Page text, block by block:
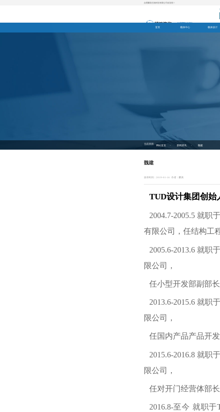
合肥麟美生物科技有限公司欢迎您！
首页 载体中心 载体设计
当前页面：
网站首页 - 新闻资讯 - 魏建
魏建
发布时间：2019-01-16 作者：麟美
TUD设计集团创始
2004.7-2005.5 就职
有限公司，任结构工
2005.6-2013.6 就职
限公司，
任小型开发部副部
2013.6-2015.6 就职
限公司，
任国内产品产品开
2015.6-2016.8 就职
限公司，
任对开门经营体部
2016.8-至今 就职